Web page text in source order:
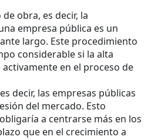
obra, es decir, la
empresa pública es un
largo. Este procedimiento
considerable si la alta
en el proceso de
decir, las empresas públicas
del mercado. Esto
a centrarse más en los
que en el crecimiento a